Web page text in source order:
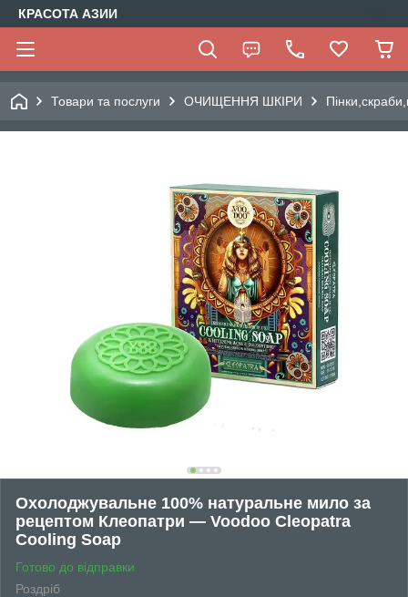
КРАСОТА АЗИИ
Товари та послуги ОЧИЩЕННЯ ШКІРИ
Охолоджувальне 100% натуральне мило за
рецептом Клеопатри — Voodoo Cleopatra
Cooling Soap
Готово до відправки
Роздріб